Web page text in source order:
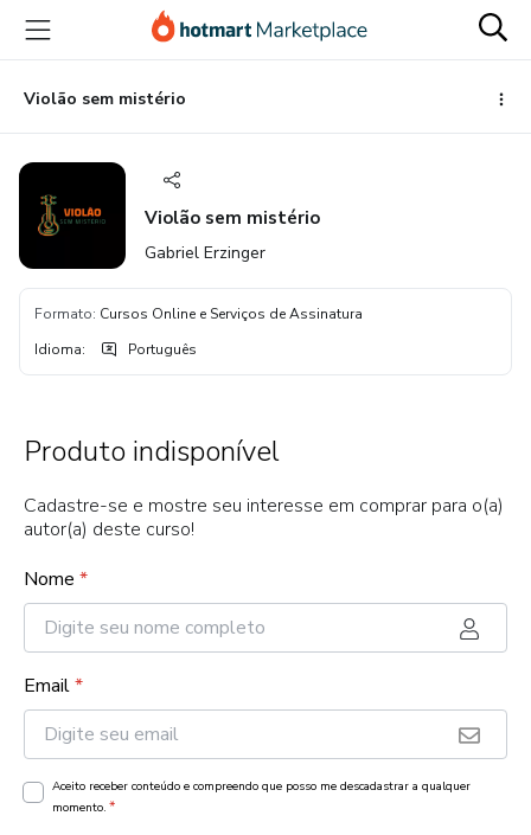
para
conteúdo
principal
para
pagamento
para
rodapé
Violão sem mistério
Violão sem mistério
Gabriel Erzinger
Formato: Cursos Online e Serviços de Assinatura
Idioma: Português
Produto indisponível
Cadastre-se e mostre seu interesse em comprar para o(a)
autor(a) deste curso!
Nome *
Email*
Aceito receber conteúdo e compreendo que posso me descadastrar a qualquer
momento. *